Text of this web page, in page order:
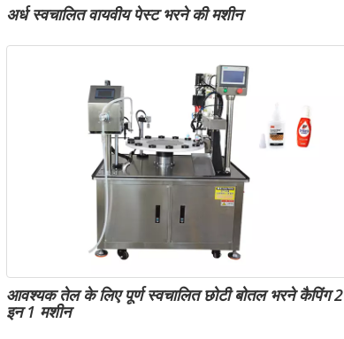
अर्ध स्वचालित वायवीय पेस्ट भरने की मशीन
आवश्यक तेल के लिए पूर्ण स्वचालित छोटी बोतल भरने कैपिंग 2
इन 1 मशीन